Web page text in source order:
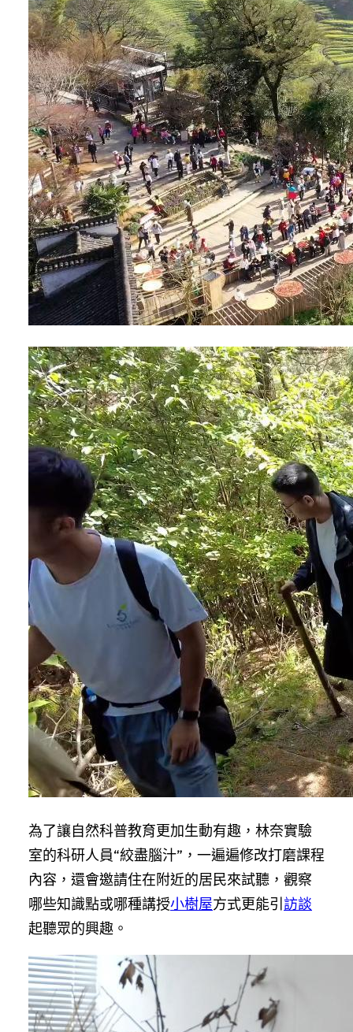
為了讓自然科普教育更加生動有趣，林奈實驗
室的科研人員“絞盡腦汁”，一遍遍修改打磨課程
內容，還會邀請住在附近的居民來試聽，觀察
哪些知識點或哪種講授小樹屋方式更能引 訪談
起聽眾的興趣。